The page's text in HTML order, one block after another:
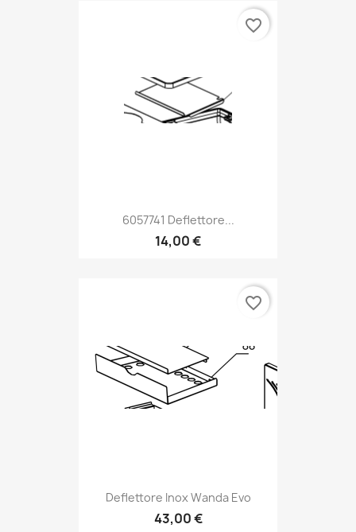
6057741 Deflettore...
14,00 €
favorite_border
Deflettore Inox Wanda Evo
43,00 €
favorite_border